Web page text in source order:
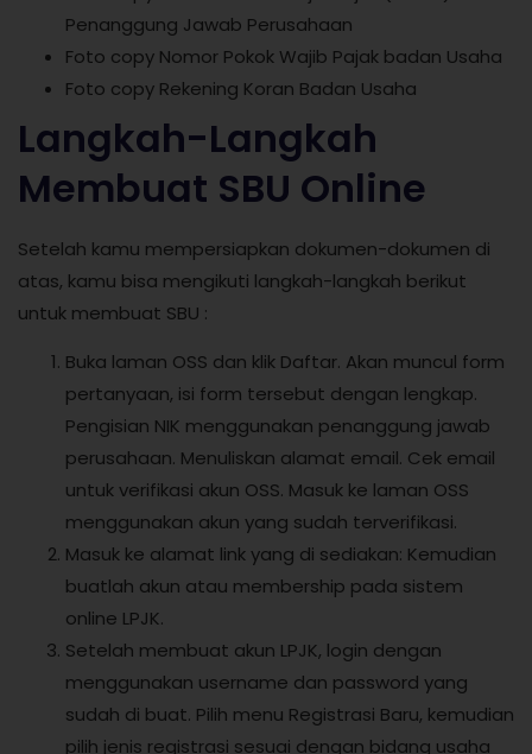
Penanggung Jawab Perusahaan
Foto copy Nomor Pokok Wajib Pajak badan Usaha
Foto copy Rekening Koran Badan Usaha
Langkah-Langkah
Membuat SBU Online
Setelah kamu mempersiapkan dokumen-dokumen di
atas, kamu bisa mengikuti langkah-langkah berikut
untuk membuat SBU :
Buka laman OSS dan klik Daftar. Akan muncul form
pertanyaan, isi form tersebut dengan lengkap.
Pengisian NIK menggunakan penanggung jawab
perusahaan. Menuliskan alamat email. Cek email
untuk verifikasi akun OSS. Masuk ke laman OSS
menggunakan akun yang sudah terverifikasi.
Masuk ke alamat link yang di sediakan: Kemudian
buatlah akun atau membership pada sistem
online LPJK.
Setelah membuat akun LPJK, login dengan
menggunakan username dan password yang
sudah di buat. Pilih menu Registrasi Baru, kemudian
pilih jenis registrasi sesuai dengan bidang usaha